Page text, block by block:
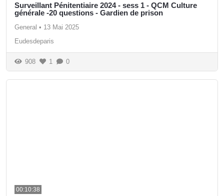
Surveillant Pénitentiaire 2024 - sess 1 - QCM Culture
générale -20 questions - Gardien de prison
General • 13 Mai 2025
Eudesdeparis
908 1 0
00:10:38